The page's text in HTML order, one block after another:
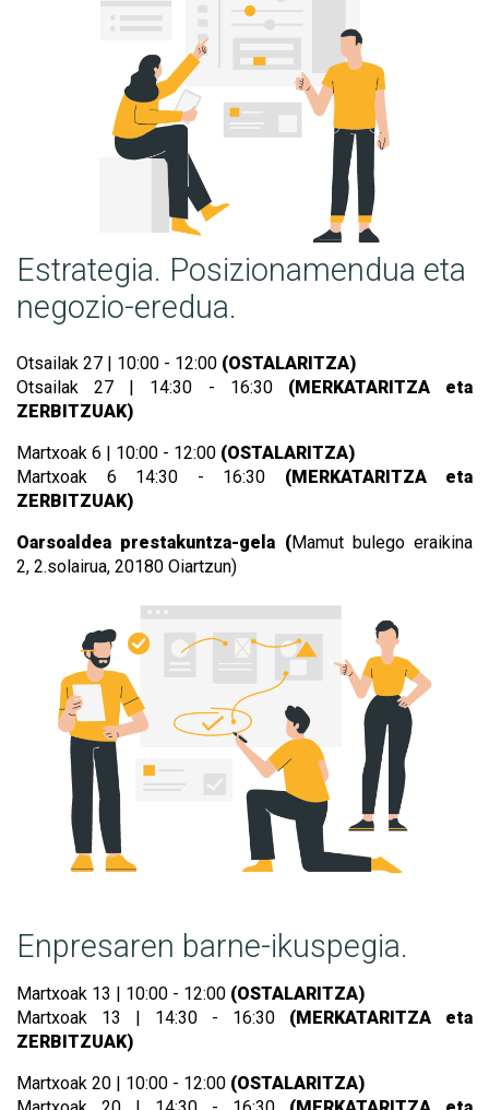
Estrategia. Posizionamendua eta
negozio-eredua.
Otsailak 27 | 10:00 - 12:00 (OSTALARITZA)
Otsailak 27 | 14:30 - 16:30 (MERKATARITZA eta
ZERBITZUAK)
Martxoak 6 | 10:00 - 12:00 (OSTALARITZA)
Martxoak 6 14:30 - 16:30 (MERKATARITZA eta
ZERBITZUAK)
Oarsoaldea prestakuntza-gela (Mamut bulego eraikina
2, 2.solairua, 20180 Oiartzun)
Enpresaren barne-ikuspegia.
Martxoak 13 | 10:00 - 12:00 (OSTALARITZA)
Martxoak 13 | 14:30 - 16:30 (MERKATARITZA eta
ZERBITZUAK)
Martxoak 20 | 10:00 - 12:00 (OSTALARITZA)